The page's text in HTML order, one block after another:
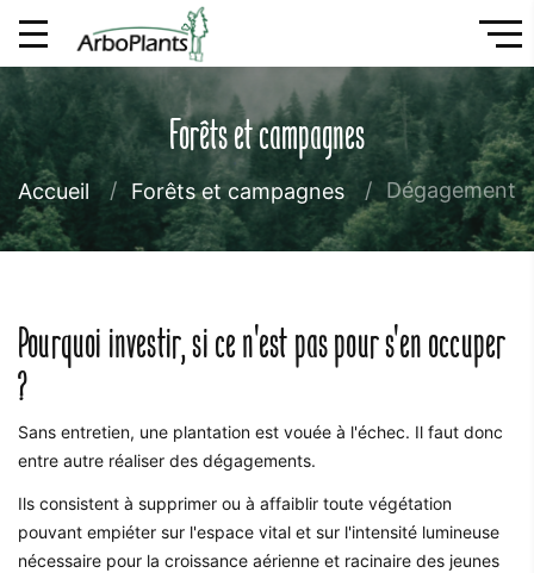
Forêts et campagnes
Accueil Forêts et campagnes Dégagement
Pourquoi investir, si ce n'est pas pour s'en occuper
?
Sans entretien, une plantation est vouée à l'échec. Il faut donc
entre autre réaliser des dégagements.
Ils consistent à supprimer ou à affaiblir toute végétation
pouvant empiéter sur l'espace vital et sur l'intensité lumineuse
nécessaire pour la croissance aérienne et racinaire des jeunes